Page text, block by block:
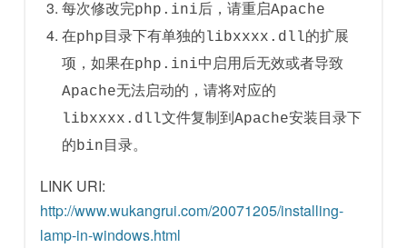
每次修改完php.ini后，请重启Apache
在php目录下有单独的libxxxx.dll的扩展
项，如果在php.ini中启用后无效或者导致
Apache无法启动的，请将对应的
libxxxx.dll文件复制到Apache安装目录下
的bin目录。
LINK URI:
http://www.wukangrui.com/20071205/installing-
lamp-in-windows.html